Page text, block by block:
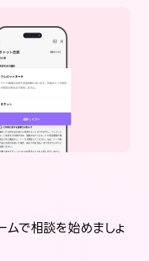
ムで相談を始めましょ